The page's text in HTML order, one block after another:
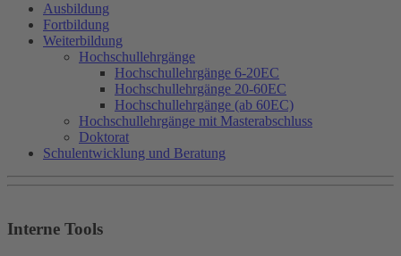
Ausbildung
Fortbildung
Weiterbildung
Hochschullehrgänge
Hochschullehrgänge 6-20EC
Hochschullehrgänge 20-60EC
Hochschullehrgänge (ab 60EC)
Hochschullehrgänge mit Masterabschluss
Doktorat
Schulentwicklung und Beratung
Interne Tools